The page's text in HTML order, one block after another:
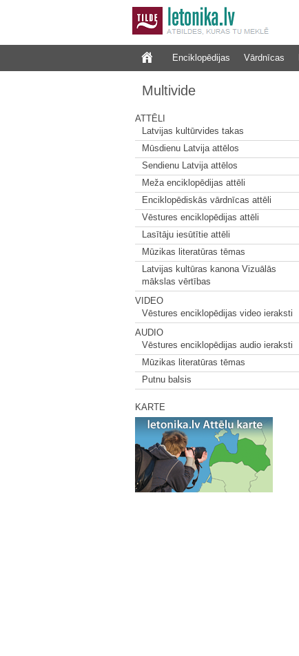
Enciklopēdijas Vārdnīcas
Multivide
ATTĒLI
Latvijas kultūrvides takas
Mūsdienu Latvija attēlos
Sendienu Latvija attēlos
Meža enciklopēdijas attēli
Enciklopēdiskās vārdnīcas attēli
Vēstures enciklopēdijas attēli
Lasītāju iesūtītie attēli
Mūzikas literatūras tēmas
Latvijas kultūras kanona Vizuālās
mākslas vērtības
VIDEO
Vēstures enciklopēdijas video ieraksti
AUDIO
Vēstures enciklopēdijas audio ieraksti
Mūzikas literatūras tēmas
Putnu balsis
KARTE